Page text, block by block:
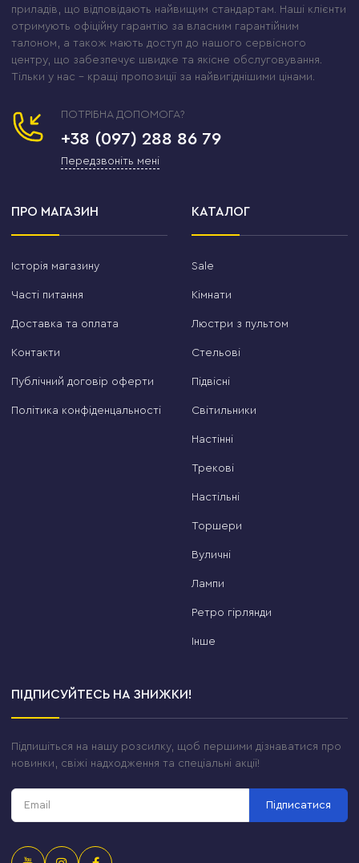
приладів, що відповідають найвищим стандартам. Наші клієнти
отримують офіційну гарантію за власним гарантійним
талоном, а також мають доступ до нашого сервісного
центру, що забезпечує швидке та якісне обслуговування.
Тільки у нас – кращі пропозиції за найвигіднішими цінами.
ПОТРІБНА ДОПОМОГА?
+38 (097) 288 86 79
Передзвоніть мені
ПРО МАГАЗИН
Історія магазину
Часті питання
Доставка та оплата
Контакти
Публічний договір оферти
Політика конфіденцальності
КАТАЛОГ
Sale
Кімнати
Люстри з пультом
Стельові
Підвісні
Світильники
Настінні
Трекові
Настільні
Торшери
Вуличні
Лампи
Ретро гірлянди
Інше
ПІДПИСУЙТЕСЬ НА ЗНИЖКИ!
Підпишіться на нашу розсилку, щоб першими дізнаватися про
новинки, свіжі надходження та спеціальні акції!
Підписатися